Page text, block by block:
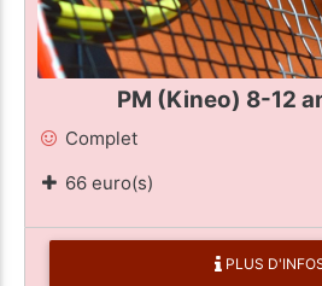
PM (Kineo) 8-12
Complet
66 euro(s)
PLUS